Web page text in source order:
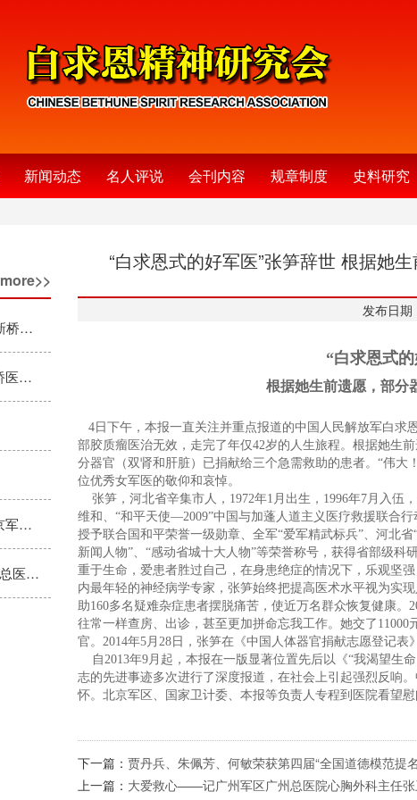
新闻动态 名人评说 会刊内容 规章制度 史料研究
more>>
常补“精神之‘钙’”——记第三军医大学新桥医院心外科主任肖颖彬（下）
在刀尖上跳舞——记第三军医大学新桥医院心外科主任肖颖彬（上）
苍生大医——记中国工程院院士、南京军区南京总医院副院长黎介寿
为民掏心肺 为党赢人心 广州军区武汉总医院政委刘铁桥被群众誉为好人亲人恩人
“白求恩式的好军医”张笋辞世 根据她
发布日期
“白求恩式
根据她生前遗愿，部分
4日下午，本报一直关注并重点报道的中国人民解放军白求
部胶质瘤医治无效，走完了年仅42岁的人生旅程。根据她生
分器官（双肾和肝脏）已捐献给三个急需救助的患者。“伟大
位优秀女军医的敬仰和哀悼。
张笋，河北省辛集市人，1972年1月出生，1996年7月入伍
维和、“和平天使—2009”中国与加蓬人道主义医疗救援联合
授予联合国和平荣誉一级勋章、全军“爱军精武标兵”、河北
新闻人物”、“感动省城十大人物”等荣誉称号，获得省部级
重于生命，爱患者胜过自己，在身患绝症的情况下，乐观坚
内最年轻的神经病学专家，张笋始终把提高医术水平视为实
助160多名疑难杂症患者摆脱痛苦，使近万名群众恢复健康
往常一样查房、出诊，甚至更加拼命忘我工作。她交了
官。2014年5月28日，张笋在《中国人体器官捐献志愿登记表
自2013年9月起，本报在一版显著位置先后以《“我渴望生
志的先进事迹多次进行了深度报道，在社会上引起强烈反响
怀。北京军区、国家卫计委、本报等负责人专程到医院看望
下一篇： 贾丹兵、朱佩芳、何敏荣获第四届“全国道德模范提
上一篇： 大爱救心——记广州军区广州总医院心胸外科主任张